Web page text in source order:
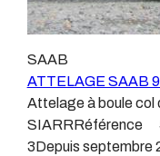
ARAGONLe
plus technique, lui
homologation.Le
véhicule, il doit être
vibrations et les
Dans certains cas
gestion des
SAAB
ATTELAGE SAAB
Attelage à boule
3Depuis septembre